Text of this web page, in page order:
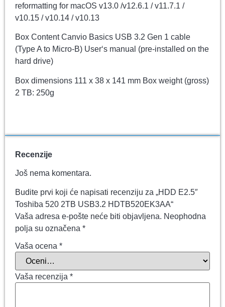
reformatting for macOS v13.0 /v12.6.1 / v11.7.1 /
v10.15 / v10.14 / v10.13
Box Content Canvio Basics USB 3.2 Gen 1 cable
(Type A to Micro-B) User‘s manual (pre-installed on the
hard drive)
Box dimensions 111 x 38 x 141 mm Box weight (gross)
2 TB: 250g
Recenzije
Još nema komentara.
Budite prvi koji će napisati recenziju za „HDD E2.5″
Toshiba 520 2TB USB3.2 HDTB520EK3AA“
Vaša adresa e-pošte neće biti objavljena. Neophodna
polja su označena *
Vaša ocena *
Vaša recenzija *